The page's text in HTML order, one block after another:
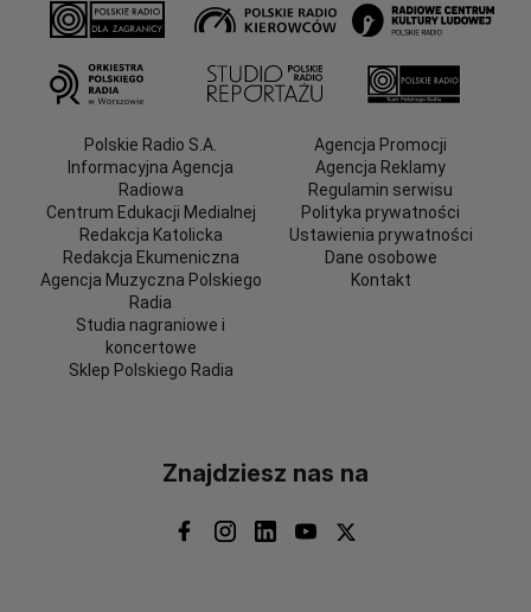
Polskie Radio S.A.
Informacyjna Agencja
Radiowa
Centrum Edukacji Medialnej
Redakcja Katolicka
Redakcja Ekumeniczna
Agencja Muzyczna Polskiego
Radia
Studia nagraniowe i
koncertowe
Sklep Polskiego Radia
Agencja Promocji
Agencja Reklamy
Regulamin serwisu
Polityka prywatności
Ustawienia prywatności
Dane osobowe
Kontakt
Znajdziesz nas na